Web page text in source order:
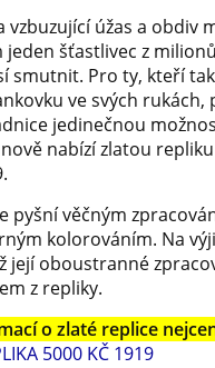
vzbuzující úžas a obdiv
jeden šťastlivec z
smutnit. Pro ty, kteří
ve svých rukách,
jedinečnou
nabízí zlatou
pyšní věčným
kolorováním. Na
její oboustranné
z repliky.
o zlaté replice
5000 KČ 1919